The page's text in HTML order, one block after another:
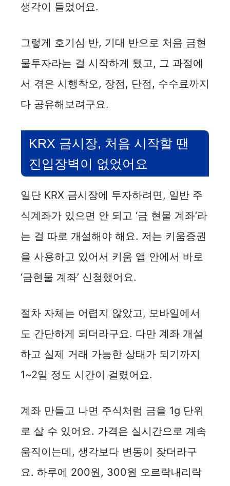
생각이 들었어요.
그렇게 호기심 반, 기대 반으로 처음 금현
물투자라는 걸 시작하게 됐고, 그 과정에
서 겪은 시행착오, 장점, 단점, 수수료까지
다 공유해보려구요.
KRX 금시장, 처음 시작할 땐
진입장벽이 없었어요
일단 KRX 금시장에 투자하려면, 일반 주
식계좌가 있으면 안 되고 ‘금 현물 계좌’라
는 걸 따로 개설해야 해요. 저는 키움증권
을 사용하고 있어서 키움 앱 안에서 바로
‘금현물 계좌’ 신청했어요.
절차 자체는 어렵지 않았고, 모바일에서
도 간단하게 되더라구요. 다만 계좌 개설
하고 실제 거래 가능한 상태가 되기까지
1~2일 정도 시간이 걸렸어요.
계좌 만들고 나면 주식처럼 금을 1g 단위
로 살 수 있어요. 가격은 실시간으로 계속
움직이는데, 생각보다 변동이 잦더라구
요. 하루에 200원, 300원 오르락내리락